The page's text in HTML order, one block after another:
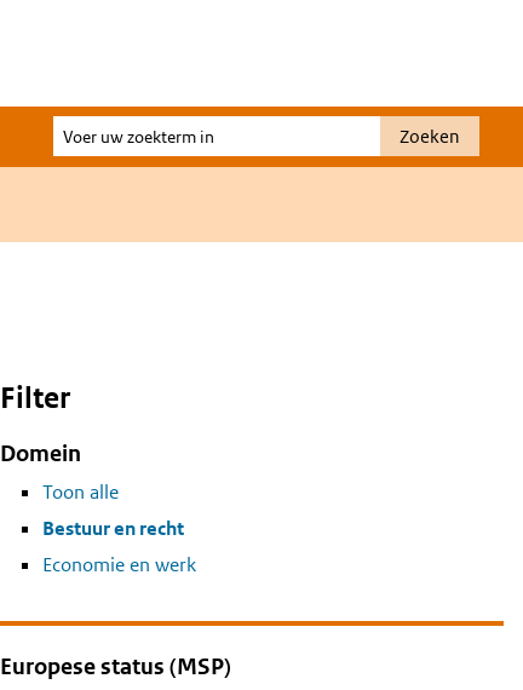
Voer
uw
Zoeken
Filter
Domein
Toon alle
Bestuur en recht
Economie en werk
Europese status (MSP)